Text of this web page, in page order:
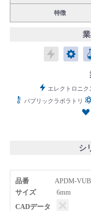
採用情報
お問い合わせ
特徴
エレク
エレクトロニク
パブリックラボラトリ
シ
品番 APDM-
サイズ 6mm
CADデータ